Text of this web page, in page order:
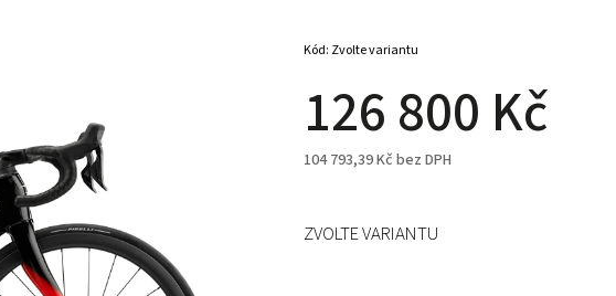
126 800 Kč
104 793,39 Kč bez DPH
Kód: Zvolte variantu
ZVOLTE VARIANTU